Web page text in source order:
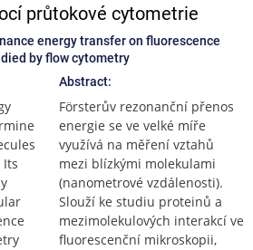
průtokové cytometrie
energy transfer on fluorescence
by flow cytometry
Abstract:
Försterův rezonanční přenos
energie se ve velké míře
využívá na měření vztahů
mezi blízkými molekulami
(nanometrové vzdálenosti).
Slouží ke studiu proteinů a
mezimolekulových interakcí ve
fluorescenční mikroskopii,